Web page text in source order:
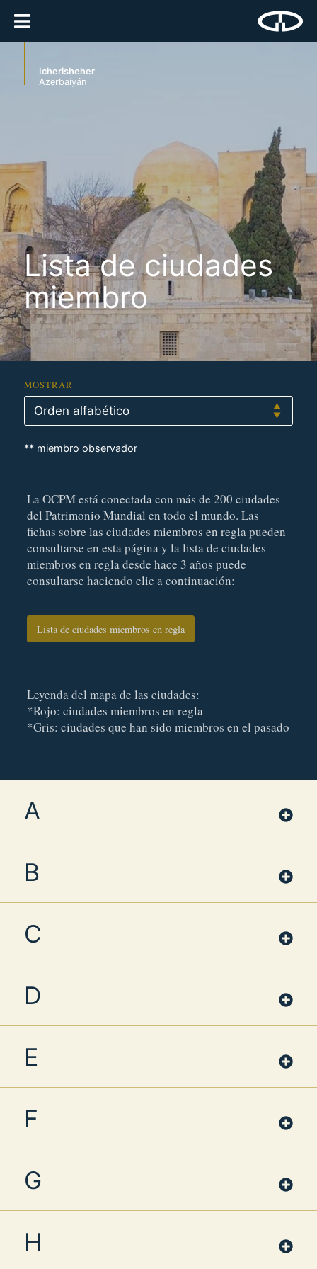
Icherisheher
Azerbaiyán
Lista de ciudades
miembro
MOSTRAR
** miembro observador
La OCPM está conectada con más de 200 ciudades
del Patrimonio Mundial en todo el mundo. Las
fichas sobre las ciudades miembros en regla pueden
consultarse en esta página y la lista de ciudades
miembros en regla desde hace 3 años puede
consultarse haciendo clic a continuación:
Lista de ciudades miembros en regla
Leyenda del mapa de las ciudades:
*Rojo: ciudades miembros en regla
*Gris: ciudades que han sido miembros en el pasado
A
B
C
D
E
F
G
H